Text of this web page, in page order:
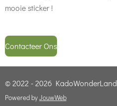
mooie sticker !
Contacteer Ons
© 2022 - 2026 KadoWonderLand
Powered byJouwWeb